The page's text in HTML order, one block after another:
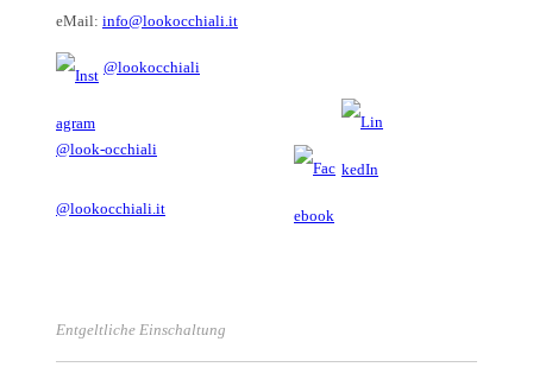
eMail: info@lookocchiali.it
@lookocchiali
@look-occhiali
@lookocchiali.it
Entgeltliche Einschaltung